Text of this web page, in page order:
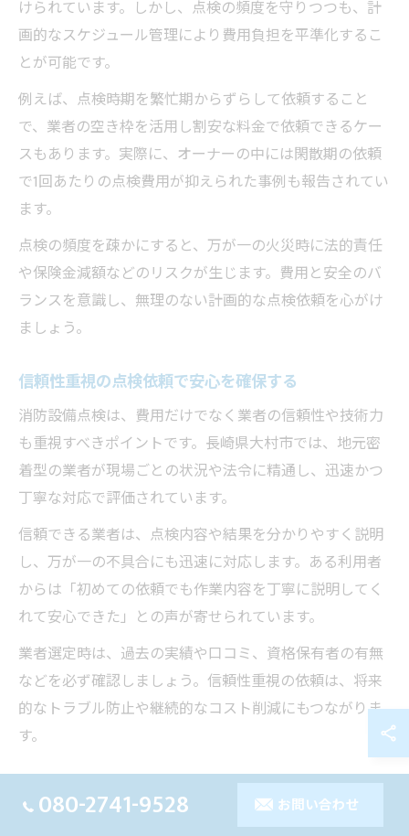
けられています。しかし、点検の頻度を守りつつも、計
画的なスケジュール管理により費用負担を平準化するこ
とが可能です。
例えば、点検時期を繁忙期からずらして依頼すること
で、業者の空き枠を活用し割安な料金で依頼できるケー
スもあります。実際に、オーナーの中には閑散期の依頼
で1回あたりの点検費用が抑えられた事例も報告されてい
ます。
点検の頻度を疎かにすると、万が一の火災時に法的責任
や保険金減額などのリスクが生じます。費用と安全のバ
ランスを意識し、無理のない計画的な点検依頼を心がけ
ましょう。
信頼性重視の点検依頼で安心を確保する
消防設備点検は、費用だけでなく業者の信頼性や技術力
も重視すべきポイントです。長崎県大村市では、地元密
着型の業者が現場ごとの状況や法令に精通し、迅速かつ
丁寧な対応で評価されています。
信頼できる業者は、点検内容や結果を分かりやすく説明
し、万が一の不具合にも迅速に対応します。ある利用者
からは「初めての依頼でも作業内容を丁寧に説明してく
れて安心できた」との声が寄せられています。
業者選定時は、過去の実績や口コミ、資格保有者の有無
などを必ず確認しましょう。信頼性重視の依頼は、将来
的なトラブル防止や継続的なコスト削減にもつながりま
す。
見積もり比較でわかる費用削減のヒン
080-2741-9528 お問い合わせ